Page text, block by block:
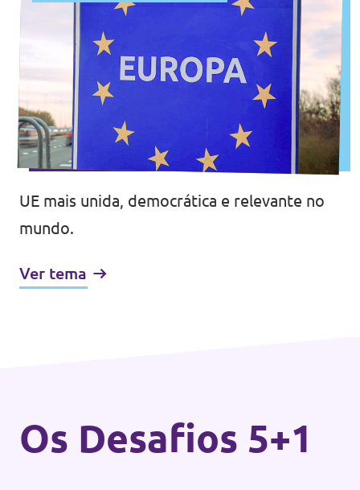
UE mais unida, democrática e relevante no
mundo.
Ver tema
Os Desafios 5+1